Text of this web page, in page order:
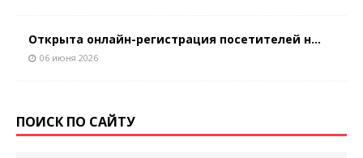
Открыта онлайн-регистрация посетителей н...
06 июня 2026
ПОИСК ПО САЙТУ